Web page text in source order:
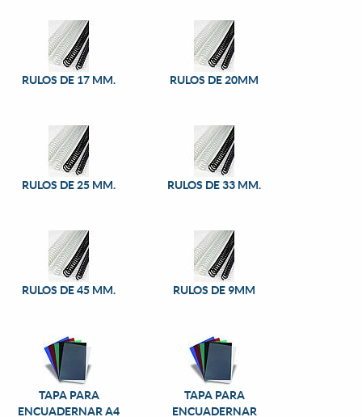
RULOS DE 17 MM. RULOS DE 20MM
RULOS DE 25 MM. RULOS DE 33 MM.
RULOS DE 45 MM. RULOS DE 9MM
TAPA PARA
ENCUADERNAR A4
TAPA PARA
ENCUADERNAR